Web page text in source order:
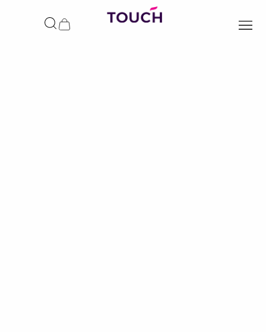
לתוכן
עגלת
קניות